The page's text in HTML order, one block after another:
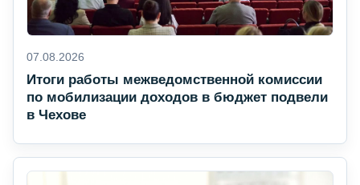
07.08.2026
Итоги работы межведомственной комиссии
по мобилизации доходов в бюджет подвели
в Чехове